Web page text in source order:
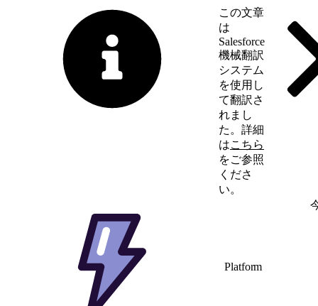
この文章
は
Salesforce
機械翻訳
システム
を使用し
て翻訳さ
れまし
た。詳細
はこちら
をご参照
くださ
い。
Platform